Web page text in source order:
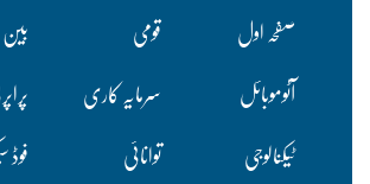
صفحہ اول قومی
آٹوموبائل
سرمایہ کاری
ٹیکنالوجی
توانائی
فوڈ